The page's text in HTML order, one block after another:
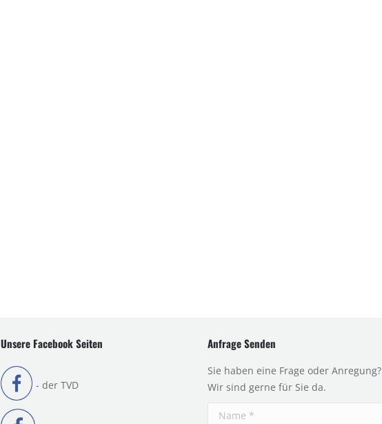
Unsere Facebook Seiten
- der TVD
Anfrage Senden
Sie haben eine Frage oder Anregung?
Wir sind gerne für Sie da.
Name *